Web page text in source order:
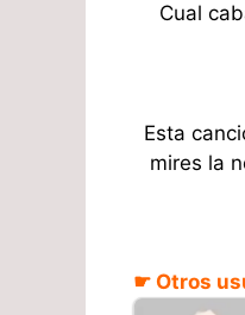
Cual
Esta
mires la
☛ Otros